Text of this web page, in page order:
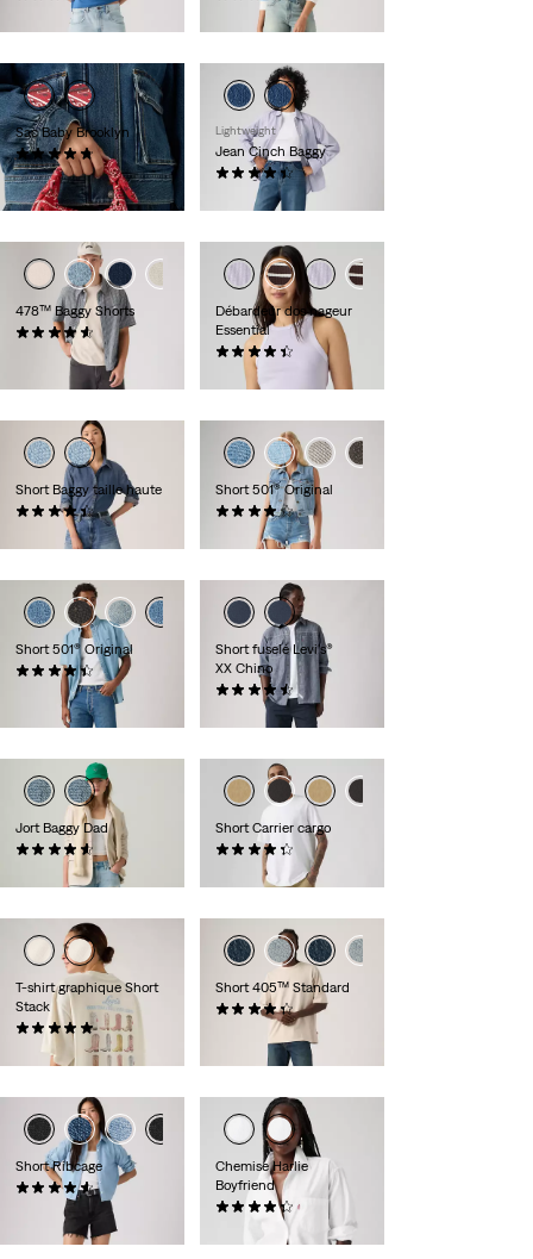
55,00 €
Sac Baby Brooklyn
(26)
39,00 €
Lightweight
Jean Cinch Baggy
(1980)
89,00 €
+2
478™ Baggy Shorts
(116)
65,00 €
Débardeur dos nageur
Essential
(73)
27,00 €
Short Baggy taille haute
(302)
Short 501® Original
(735)
65,00 €
Short 501® Original
(72)
65,00 €
Short fuselé Levi's®
XX Chino
(243)
59,00 €
Jort Baggy Dad
(273)
Short Carrier cargo
(603)
59,00 €
T-shirt graphique Short
Stack
(1)
35,00 €
Short 405™ Standard
(105)
Short Ribcage
(97)
69,00 €
Chemise Harlie
Boyfriend
(147)